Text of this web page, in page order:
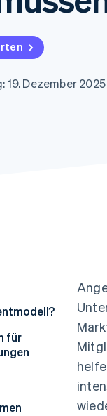
Dezember 2025
für
für